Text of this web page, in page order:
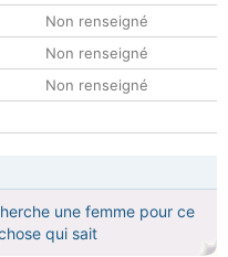
Non renseigné
Non renseigné
Non renseigné
une femme pour ce
qui sait